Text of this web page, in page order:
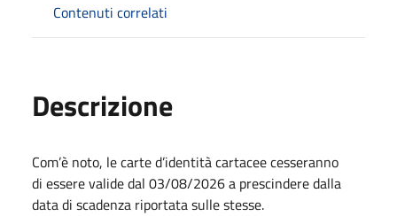
Contenuti correlati
Descrizione
Com’è noto, le carte d’identità cartacee cesseranno
di essere valide dal 03/08/2026 a prescindere dalla
data di scadenza riportata sulle stesse.